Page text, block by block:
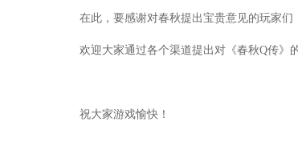
在此，要感谢对春秋提出宝贵意见的玩家们
欢迎大家通过各个渠道提出对《春秋Q传》的
祝大家游戏愉快！